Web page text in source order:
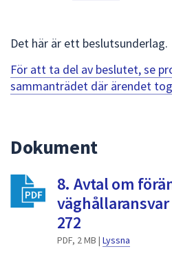
Det här är ett beslutsunderlag.
För att ta del av beslutet, se
sammanträdet där ärendet
Dokument
8. Avtal om
272
PDF, 2 MB | Lyssna